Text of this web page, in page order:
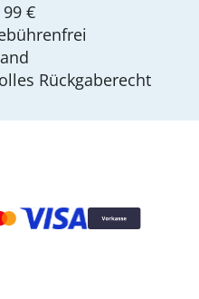
€
Rückgaberecht